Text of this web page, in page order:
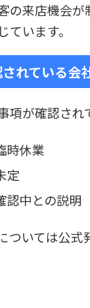
の来店機会
います。
れている会
項が確認され
時休業
定
認中との説明
ついては公式